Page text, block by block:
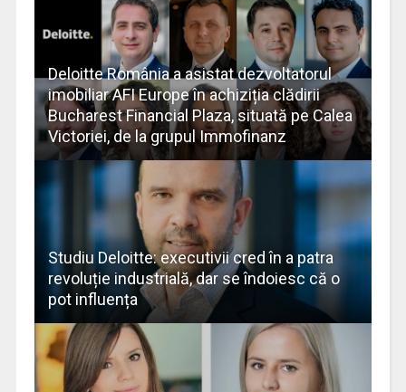
Deloitte România a asistat dezvoltatorul
imobiliar AFI Europe în achiziția clădirii
Bucharest Financial Plaza, situată pe Calea
Victoriei, de la grupul Immofinanz
Studiu Deloitte: executivii cred în a patra
revoluție industrială, dar se îndoiesc că o
pot influența